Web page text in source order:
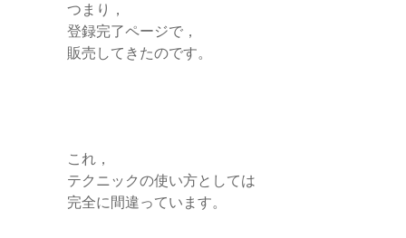
つまり，
登録完了ページで，
販売してきたのです。
これ，
テクニックの使い方としては
完全に間違っています。